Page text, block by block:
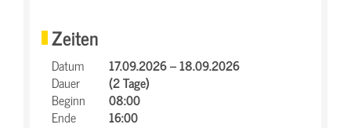
Zeiten
Datum
17.09.2026 – 18.09.2026
Dauer
(2 Tage)
Beginn
08:00
Ende
16:00